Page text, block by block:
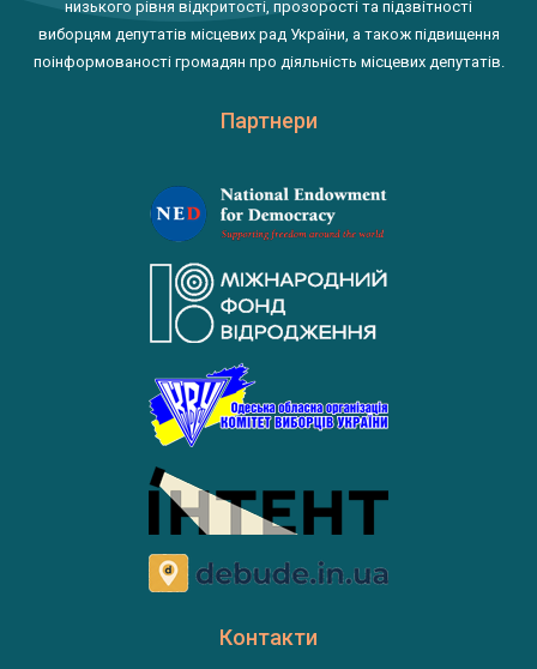
низького рівня відкритості, прозорості та підзвітності
виборцям депутатів місцевих рад України, а також підвищення
поінформованості громадян про діяльність місцевих депутатів.
Партнери
Контакти